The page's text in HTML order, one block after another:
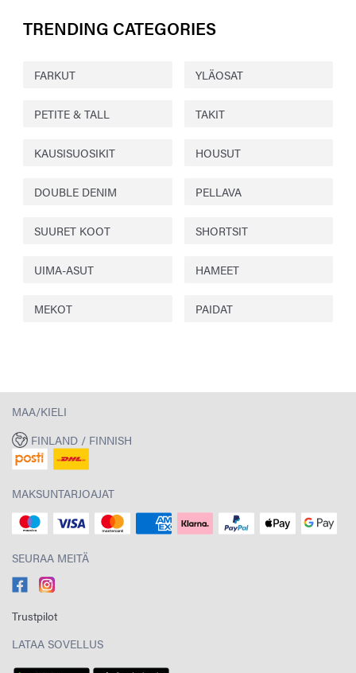
TRENDING CATEGORIES
FARKUT YLÄOSAT
PETITE & TALL TAKIT
KAUSISUOSIKIT HOUSUT
DOUBLE DENIM PELLAVA
SUURET KOOT SHORTSIT
UIMA-ASUT HAMEET
MEKOT PAIDAT
MAA/KIELI
FINLAND / FINNISH
MAKSUNTARJOAJAT
SEURAA MEITÄ
Trustpilot
LATAA SOVELLUS